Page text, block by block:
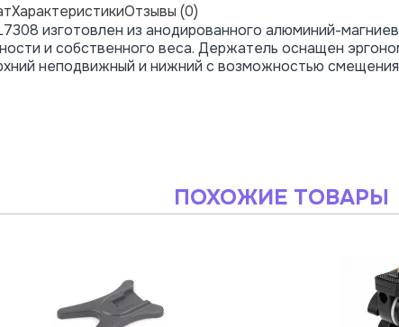
ХарактеристикиОтзывы (0)
изготовлен из анодированного алюминий-
и собственного веса. Держатель оснащен
неподвижный и нижний с возможностью смещения
ПОХОЖИЕ ТОВАРЫ